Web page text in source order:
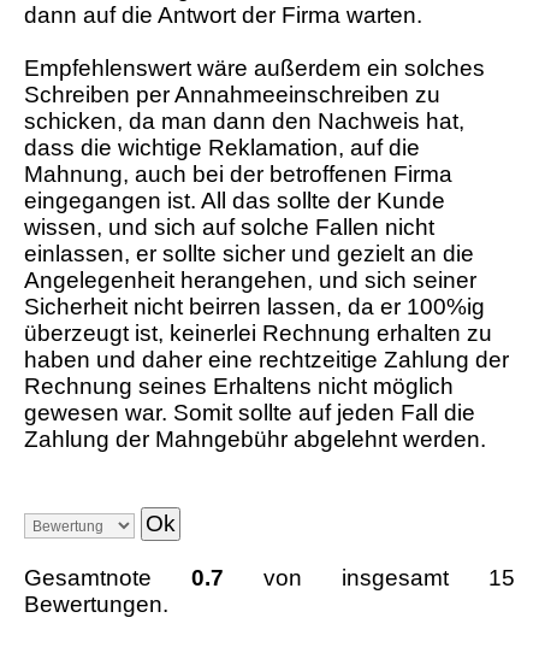
dann auf die Antwort der Firma warten.
Empfehlenswert wäre außerdem ein solches
Schreiben per Annahmeeinschreiben zu
schicken, da man dann den Nachweis hat,
dass die wichtige Reklamation, auf die
Mahnung, auch bei der betroffenen Firma
eingegangen ist. All das sollte der Kunde
wissen, und sich auf solche Fallen nicht
einlassen, er sollte sicher und gezielt an die
Angelegenheit herangehen, und sich seiner
Sicherheit nicht beirren lassen, da er 100%ig
überzeugt ist, keinerlei Rechnung erhalten zu
haben und daher eine rechtzeitige Zahlung der
Rechnung seines Erhaltens nicht möglich
gewesen war. Somit sollte auf jeden Fall die
Zahlung der Mahngebühr abgelehnt werden.
Gesamtnote 0.7 von insgesamt 15
Bewertungen.